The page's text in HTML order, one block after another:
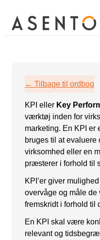
ORGANIC
SEO
GEO
Programmatic SEO
FÅ KORTLAGT DIN
PAID SOCIAL
Snapchat annoncering
Viden
Blog
Webinar
Whitepapers
Mød teamet
Karriere
Nyhedsbrev
← Tilbage til ordbog
KPI eller Key
værktøj inden for
marketing. En KPI er
bruges til at evaluere
virksomhed eller en
præsterer i forhold til
KPI’er giver
overvåge og måle de
fremskridt i forhold til
En KPI skal være
relevant og